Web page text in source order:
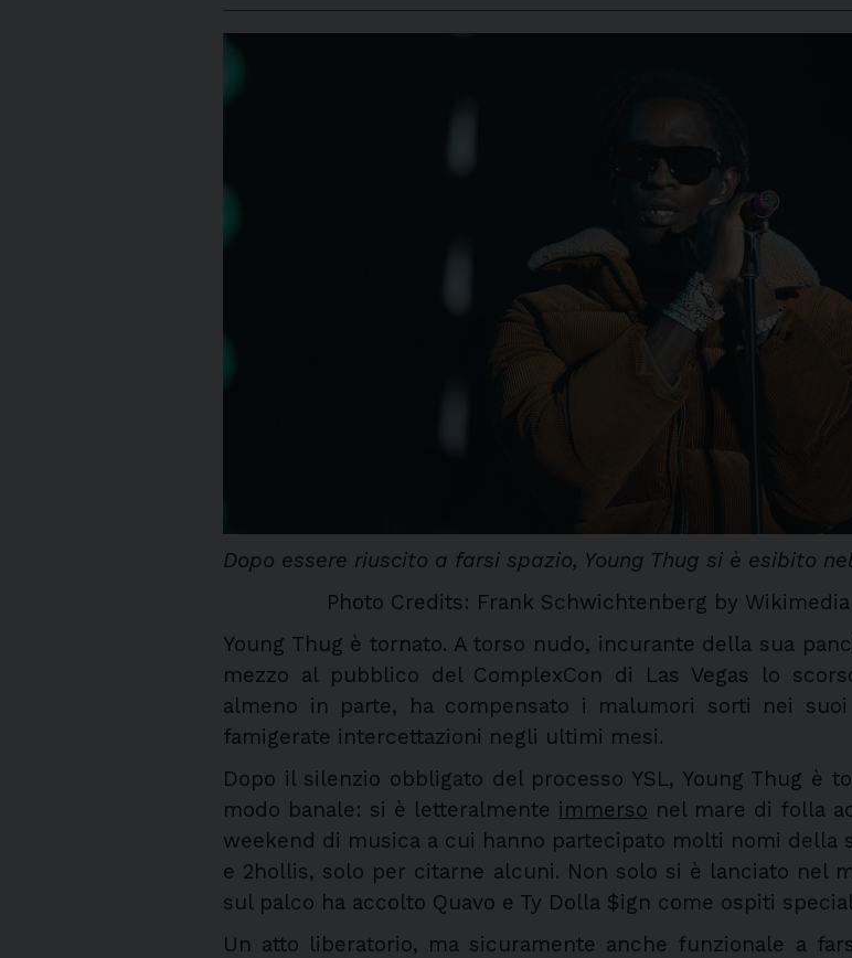
Dopo essere riuscito a farsi spazio, Young Thug si è esibito
Photo Credits: Frank Schwichtenberg by
Young Thug è tornato. A torso nudo, incurante della sua
mezzo al pubblico del ComplexCon di Las Vegas lo
almeno in parte, ha compensato i malumori sorti nei
famigerate intercettazioni negli ultimi mesi.
Dopo il silenzio obbligato del processo YSL, Young Thug è
modo banale: si è letteralmente immerso nel mare di folla
weekend di musica a cui hanno partecipato molti nomi della
e 2hollis, solo per citarne alcuni. Non solo si è lanciato nel
sul palco ha accolto Quavo e Ty Dolla $ign come ospiti
Un atto liberatorio, ma sicuramente anche funzionale a